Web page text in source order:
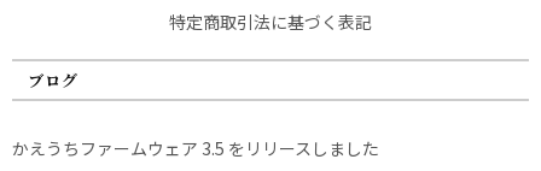
特定商取引法に基づく表記
ブログ
かえうちファームウェア 3.5 をリリースしました